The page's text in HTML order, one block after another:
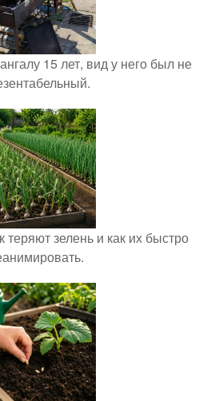
15 лет, вид у него был не
теряют зелень и как их быстро